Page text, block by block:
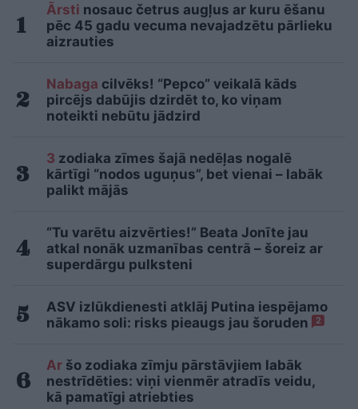
Ārsti nosauc četrus augļus ar kuru ēšanu
pēc 45 gadu vecuma nevajadzētu pārlieku
aizrauties
Nabaga cilvēks! “Pepco” veikalā kāds
pircējs dabūjis dzirdēt to, ko viņam
noteikti nebūtu jādzird
3 zodiaka zīmes šajā nedēļas nogalē
kārtīgi “nodos uguņus”, bet vienai – labāk
palikt mājās
“Tu varētu aizvērties!” Beata Jonīte jau
atkal nonāk uzmanības centrā – šoreiz ar
superdārgu pulksteni
ASV izlūkdienesti atklāj Putina iespējamo
nākamo soli: risks pieaugs jau šoruden
2
Ar šo zodiaka zīmju pārstāvjiem labāk
nestrīdēties: viņi vienmēr atradīs veidu,
kā pamatīgi atriebties